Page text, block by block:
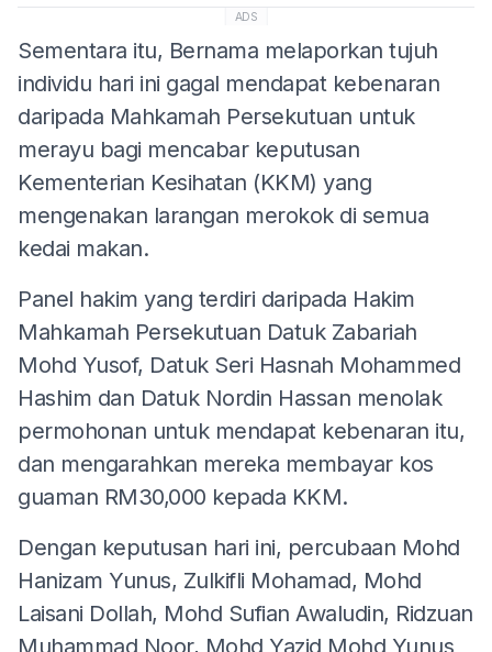
ADS
Sementara itu, Bernama melaporkan tujuh
individu hari ini gagal mendapat kebenaran
daripada Mahkamah Persekutuan untuk
merayu bagi mencabar keputusan
Kementerian Kesihatan (KKM) yang
mengenakan larangan merokok di semua
kedai makan.
Panel hakim yang terdiri daripada Hakim
Mahkamah Persekutuan Datuk Zabariah
Mohd Yusof, Datuk Seri Hasnah Mohammed
Hashim dan Datuk Nordin Hassan menolak
permohonan untuk mendapat kebenaran itu,
dan mengarahkan mereka membayar kos
guaman RM30,000 kepada KKM.
Dengan keputusan hari ini, percubaan Mohd
Hanizam Yunus, Zulkifli Mohamad, Mohd
Laisani Dollah, Mohd Sufian Awaludin, Ridzuan
Muhammad Noor, Mohd Yazid Mohd Yunus